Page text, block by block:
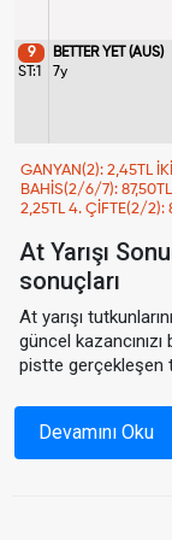
9
ST:1
BETTER YET (AUS)
7y
GANYAN(2): 2,45TL
BAHİS(2/6/7):
2,25TL 4. ÇİFTE(2/2):
At Yarışı
sonuçları
At yarışı
güncel
pistte gerçekleşen
atlar, jokey bilgileri
analiz sunuyor.
Devamını Oku